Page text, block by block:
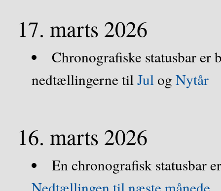
17. marts 2026
Chronografiske statusbar er
nedtællingerne tilJul ogNytår
16. marts 2026
En chronografisk statusbar